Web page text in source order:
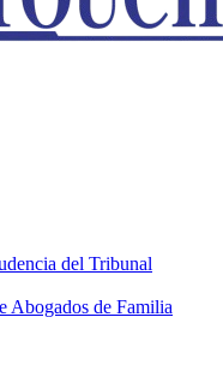
del Tribunal
Abogados de Familia